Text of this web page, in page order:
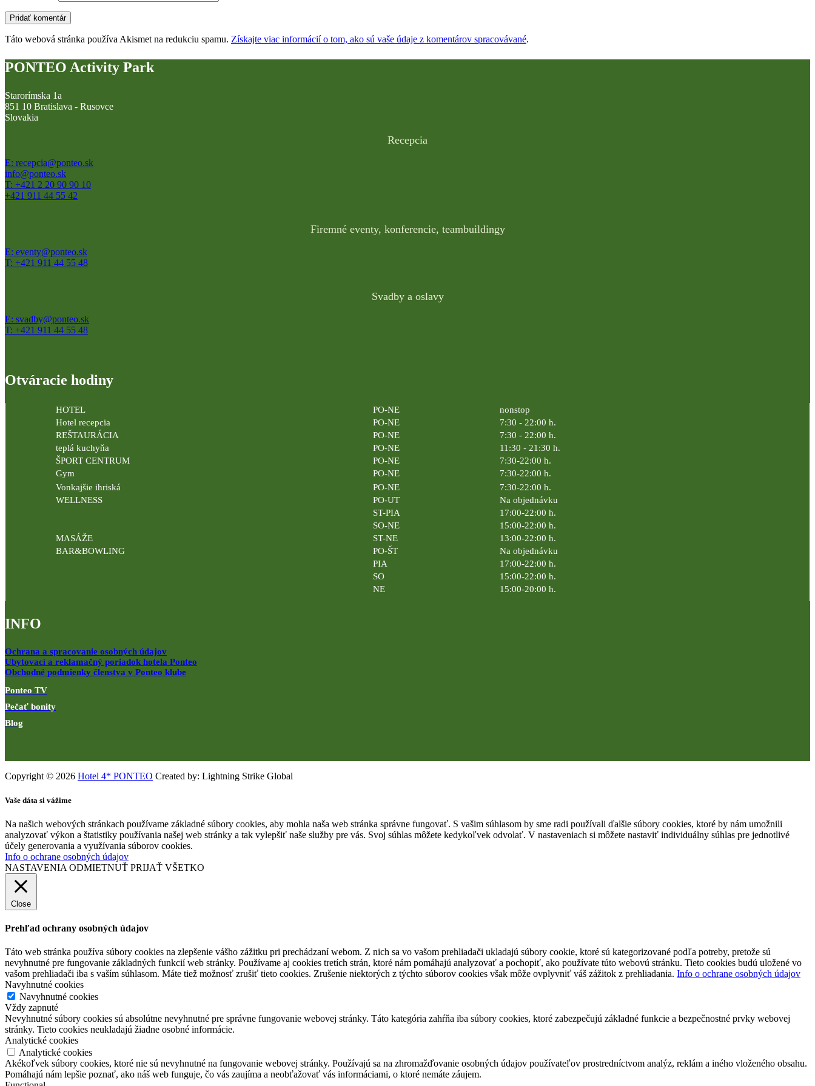
Táto webová stránka používa Akismet na redukciu spamu. Získajte viac informácií o tom, ako sú vaše údaje z komentárov spracovávané.
PONTEO Activity Park
Starorímska 1a
851 10 Bratislava - Rusovce
Slovakia
Recepcia
E: recepcia@ponteo.sk
info@ponteo.sk
T: +421 2 20 90 90 10
+421 911 44 55 42
Firemné eventy, konferencie, teambuildingy
E: eventy@ponteo.sk
T: +421 911 44 55 48
Svadby a oslavy
E: svadby@ponteo.sk
T: +421 911 44 55 48
Otváracie hodiny
HOTEL PO-NE
nonstop
Hotel recepcia
PO-NE
7:30 - 22:00 h.
REŠTAURÁCIA
PO-NE
7:30 - 22:00 h.
teplá kuchyňa
PO-NE
11:30 - 21:30 h.
ŠPORT CENTRUM
PO-NE
7:30-22:00 h.
Gym
PO-NE
7:30-22:00 h.
Vonkajšie ihriská
PO-NE
7:30-22:00 h.
WELLNESS
PO-UT
Na objednávku
ST-PIA
17:00-22:00 h.
SO-NE
15:00-22:00 h.
MASÁŽE
ST-NE
13:00-22:00 h.
BAR&BOWLING
PO-ŠT
Na objednávku
PIA
17:00-22:00 h.
SO
15:00-22:00 h.
NE
15:00-20:00 h.
INFO
Ochrana a spracovanie osobných údajov
Ubytovací a reklamačný poriadok hotela Ponteo
Obchodné podmienky členstva v Ponteo klube
Ponteo TV
Pečať bonity
Blog
Copyright © 2026 Hotel 4* PONTEO Created by: Lightning Strike Global
Vaše dáta si vážime
Na našich webových stránkach používame základné súbory cookies, aby mohla naša web stránka správne fungovať. S vašim súhlasom by sme radi používali ďalšie súbory cookies, ktoré by nám umožnili
analyzovať výkon a štatistiky používania našej web stránky a tak vylepšiť naše služby pre vás. Svoj súhlas môžete kedykoľvek odvolať. V nastaveniach si môžete nastaviť individuálny súhlas pre jednotlivé
účely generovania a využívania súborov cookies.
Info o ochrane osobných údajov
NASTAVENIA ODMIETNUŤ PRIJAŤ VŠETKO
Close
Prehľad ochrany osobných údajov
Táto web stránka používa súbory cookies na zlepšenie vášho zážitku pri prechádzaní webom. Z nich sa vo vašom prehliadači ukladajú súbory cookie, ktoré sú kategorizované podľa potreby, pretože sú
nevyhnutné pre fungovanie základných funkcií web stránky. Používame aj cookies tretích strán, ktoré nám pomáhajú analyzovať a pochopiť, ako používate túto webovú stránku. Tieto cookies budú uložené vo
vašom prehliadači iba s vaším súhlasom. Máte tiež možnosť zrušiť tieto cookies. Zrušenie niektorých z týchto súborov cookies však môže ovplyvniť váš zážitok z prehliadania. Info o ochrane osobných údajov
Navyhnutné cookies
Navyhnutné cookies
Vždy zapnuté
Nevyhnutné súbory cookies sú absolútne nevyhnutné pre správne fungovanie webovej stránky. Táto kategória zahŕňa iba súbory cookies, ktoré zabezpečujú základné funkcie a bezpečnostné prvky webovej
stránky. Tieto cookies neukladajú žiadne osobné informácie.
Analytické cookies
Analytické cookies
Akékoľvek súbory cookies, ktoré nie sú nevyhnutné na fungovanie webovej stránky. Používajú sa na zhromažďovanie osobných údajov používateľov prostredníctvom analýz, reklám a iného vloženého obsahu.
Pomáhajú nám lepšie poznať, ako náš web funguje, čo vás zaujíma a neobťažovať vás informáciami, o ktoré nemáte záujem.